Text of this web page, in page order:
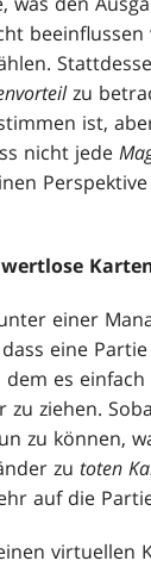
beeinflussen
zu
ist,
nicht jede
einer
eine
es
zu ziehen.
zu können,
zutoten
auf die
virtuellen